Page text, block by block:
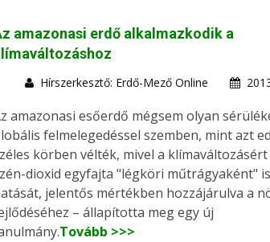
amazonasi erdő alkalmazkodik a
Hírszerkesztő: Erdő-Mező Online
amazonasi esőerdő mégsem olyan
felmelegedéssel szemben, mint azt
körben vélték, mivel a
dioxid egyfajta "légköri műtrágyaként"
jelentős mértékben hozzájárulva a
– állapította meg egy új
Tovább >>>